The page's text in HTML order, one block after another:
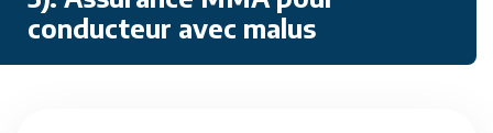
conducteur avec malus